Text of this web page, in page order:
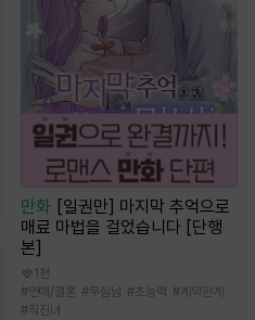
만화
[일권만] 마지막 추억으로
매료 마법을 걸었습니다 [단행
본]
1천
#연애/결혼 #무심남 #초능력 #계약관계
#직진녀